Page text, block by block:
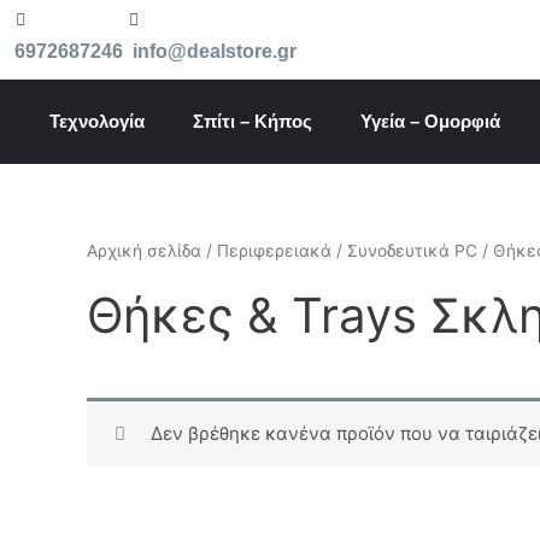
Μετάβαση
στο6972687246 info@dealstore.gr
Τεχνολογία Σπίτι – Κήπος Υγεία – Ομορφιά
Αρχική σελίδα / Περιφερειακά / Συνοδευτικά PC /
Θήκες & Trays
Δεν βρέθηκε κανένα προϊόν που να